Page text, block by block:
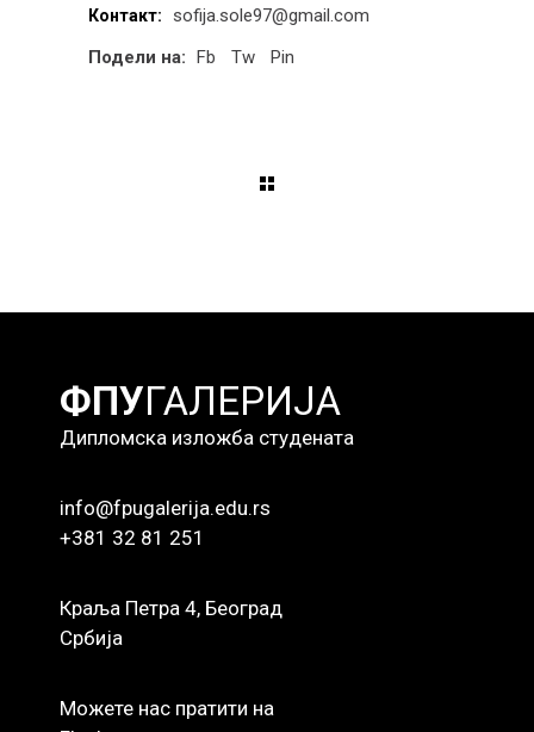
Контакт:
sofija.sole97@gmail.com
Подели на: Fb Tw Pin
ФПУГАЛЕРИЈА
Дипломска изложба студената
info@fpugalerija.edu.rs
+381 32 81 251
Краља Петра 4, Београд
Србија
Можете нас пратити на